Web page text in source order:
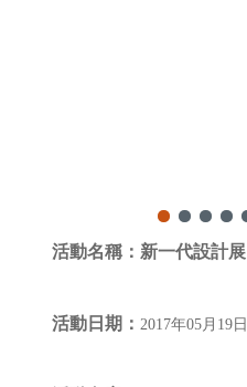
活動名稱： 新一代設計展
活動日期： 2017年05月19日